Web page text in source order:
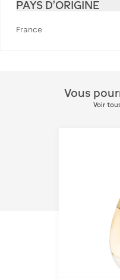
PAYS D'ORIGINE
France
Vous
Voir